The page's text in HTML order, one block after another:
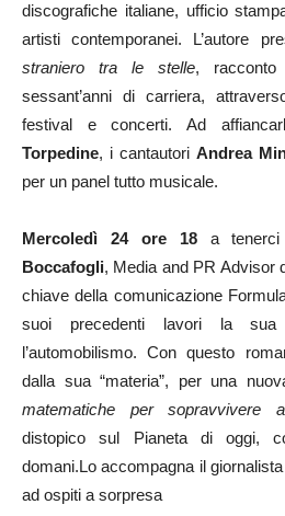
discografiche italiane, ufficio
artisti contemporanei. L’autore
straniero tra le stelle, racconto
sessant’anni di carriera,
festival e concerti. Ad
Torpedine, i cantautori Andrea
per un panel tutto musicale.
Mercoledì 24 ore 18a tenerci
Boccafogli, Media and PR Advisor
chiave della comunicazione
suoi precedenti lavori la sua
l’automobilismo. Con questo
dalla sua “materia”, per una
matematiche per sopravvivere
distopico sul Pianeta di oggi,
domani.Lo accompagna il giornalista
ad ospiti a sorpresa